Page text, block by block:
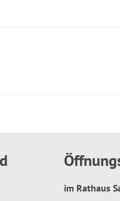
im Rathaus